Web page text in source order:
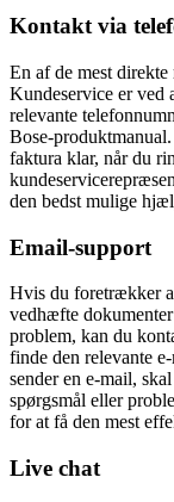
Kontakt via
En af de mest
Kundeservice er ved
relevante
Bose-
faktura klar, når du
den bedst mulige
Email-support
Hvis du foretrækker
vedhæfte
problem, kan du
finde den relevante
sender en e-mail,
spørgsmål eller
for at få den mest
Live chat